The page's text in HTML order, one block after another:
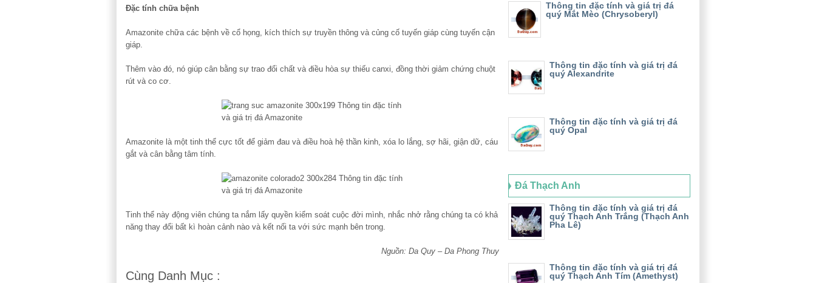
Đặc tính chữa bệnh
Amazonite chữa các bệnh về cổ họng, kích thích sự truyền thông và củng cố tuyến giáp cùng tuyến cận
giáp.
Thêm vào đó, nó giúp cân bằng sự trao đổi chất và điều hòa sự thiếu canxi, đồng thời giảm chứng chuột
rút và co cơ.
Amazonite là một tinh thể cực tốt để giảm đau và điều hoà hệ thần kinh, xóa lo lắng, sợ hãi, giận dữ, cáu
gắt và cân bằng tâm tính.
Tinh thể này động viên chúng ta nắm lấy quyền kiểm soát cuộc đời mình, nhắc nhở rằng chúng ta có khả
năng thay đổi bất kì hoàn cảnh nào và kết nối ta với sức mạnh bên trong.
Nguồn: Da Quy – Da Phong Thuy
Cùng Danh Mục :
Thông tin đặc tính và giá trị đá
quý Mắt Mèo (Chrysoberyl)
Thông tin đặc tính và giá trị đá
quý Alexandrite
Thông tin đặc tính và giá trị đá
quý Opal
Đá Thạch Anh
Thông tin đặc tính và giá trị đá
quý Thạch Anh Trắng (Thạch Anh
Pha Lê)
Thông tin đặc tính và giá trị đá
quý Thạch Anh Tím (Amethyst)